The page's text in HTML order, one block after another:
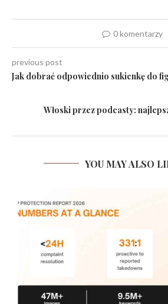
0 komentarzy
previous post
Jak dobrać odpowiednio sukienkę do
Włoski przez podcasty:
YOU MAY ALSO